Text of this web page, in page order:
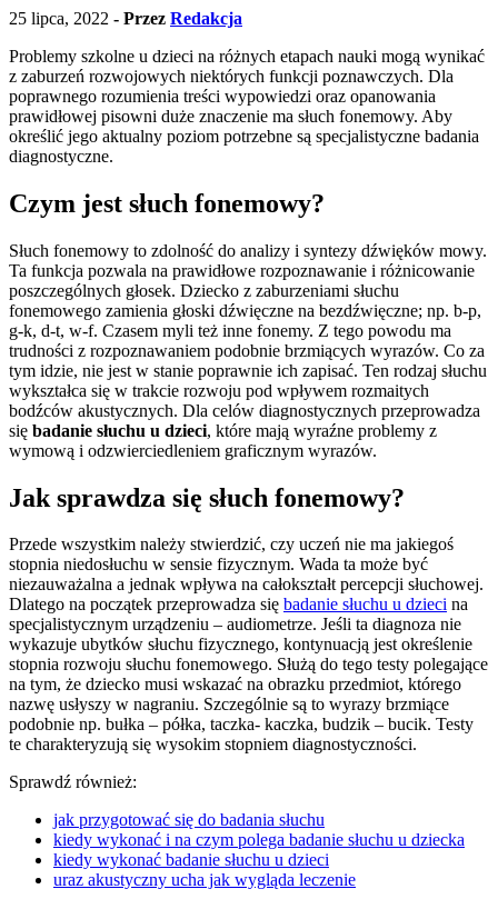
25 lipca, 2022 - Przez Redakcja
Problemy szkolne u dzieci na różnych etapach nauki mogą wynikać
z zaburzeń rozwojowych niektórych funkcji poznawczych. Dla
poprawnego rozumienia treści wypowiedzi oraz opanowania
prawidłowej pisowni duże znaczenie ma słuch fonemowy. Aby
określić jego aktualny poziom potrzebne są specjalistyczne badania
diagnostyczne.
Czym jest słuch fonemowy?
Słuch fonemowy to zdolność do analizy i syntezy dźwięków mowy.
Ta funkcja pozwala na prawidłowe rozpoznawanie i różnicowanie
poszczególnych głosek. Dziecko z zaburzeniami słuchu
fonemowego zamienia głoski dźwięczne na bezdźwięczne; np. b-p,
g-k, d-t, w-f. Czasem myli też inne fonemy. Z tego powodu ma
trudności z rozpoznawaniem podobnie brzmiących wyrazów. Co za
tym idzie, nie jest w stanie poprawnie ich zapisać. Ten rodzaj słuchu
wykształca się w trakcie rozwoju pod wpływem rozmaitych
bodźców akustycznych. Dla celów diagnostycznych przeprowadza
się badanie słuchu u dzieci, które mają wyraźne problemy z
wymową i odzwierciedleniem graficznym wyrazów.
Jak sprawdza się słuch fonemowy?
Przede wszystkim należy stwierdzić, czy uczeń nie ma jakiegoś
stopnia niedosłuchu w sensie fizycznym. Wada ta może być
niezauważalna a jednak wpływa na całokształt percepcji słuchowej.
Dlatego na początek przeprowadza się badanie słuchu u dzieci na
specjalistycznym urządzeniu – audiometrze. Jeśli ta diagnoza nie
wykazuje ubytków słuchu fizycznego, kontynuacją jest określenie
stopnia rozwoju słuchu fonemowego. Służą do tego testy polegające
na tym, że dziecko musi wskazać na obrazku przedmiot, którego
nazwę usłyszy w nagraniu. Szczególnie są to wyrazy brzmiące
podobnie np. bułka – półka, taczka- kaczka, budzik – bucik. Testy
te charakteryzują się wysokim stopniem diagnostyczności.
Sprawdź również:
jak przygotować się do badania słuchu
kiedy wykonać i na czym polega badanie słuchu u dziecka
kiedy wykonać badanie słuchu u dzieci
uraz akustyczny ucha jak wygląda leczenie